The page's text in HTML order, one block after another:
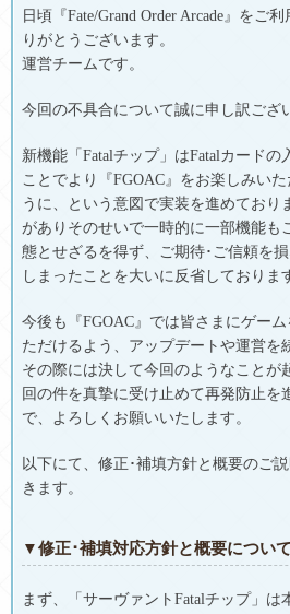
日頃『Fate/Grand Order Arcade』をご
りがとうございます。
運営チームです。
今回の不具合について誠に申し訳ござ
新機能「Fatalチップ」はFatalカードの
ことでより『FGOAC』をお楽しみい
うに、という意図で実装を進めており
がありそのせいで一時的に一部機能も
態とせざるを得ず、ご期待･ご信頼を
しまったことを大いに反省しておりま
今後も『FGOAC』では皆さまにゲー
ただけるよう、アップデートや運営を
その際には決して今回のようなことが
回の件を真摯に受け止めて再発防止を
で、よろしくお願いいたします。
以下にて、修正･補填方針と概要のご
きます。
▼修正･補填対応方針と概要について
まず、「サーヴァントFatalチップ」は